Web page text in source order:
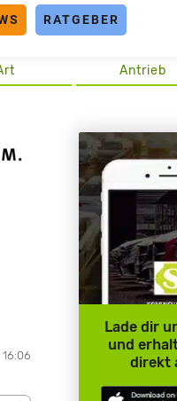
RATGEBER
Antrieb
Lade dir
und
direkt